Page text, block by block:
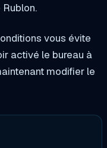
vous évite
activé le bureau à
modifier le